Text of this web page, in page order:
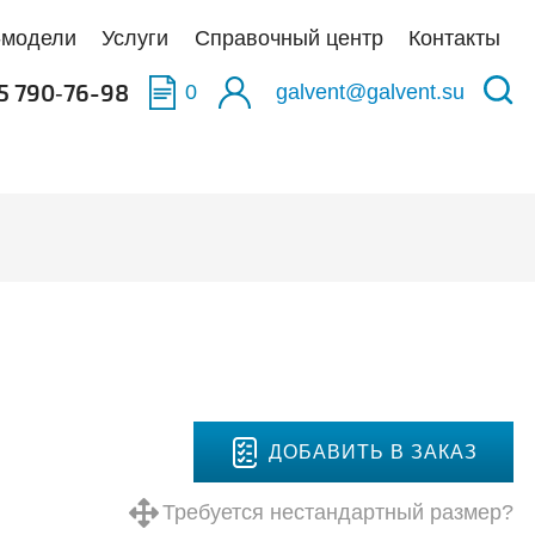
Услуги Справочный центр Контакты
790‑76-98 0 galvent@galvent.su
ДОБАВИТЬ В ЗАКАЗ
Требуется нестандартный размер?